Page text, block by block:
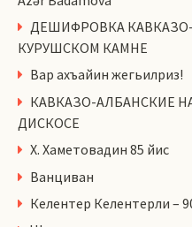
ДЕШИФРОВКА
КУРУШСКОМ КАМНЕ
Вар ахъайин жегьилриз!
КАВКАЗО-АЛБАНСКИЕ
ДИСКОСЕ
Х. Хаметовадин 85 йис
Ванциван
Келентер Келентерли –